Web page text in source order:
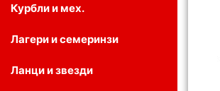
Курбли и мех.
Лагери и семеринзи
Ланци и звезди